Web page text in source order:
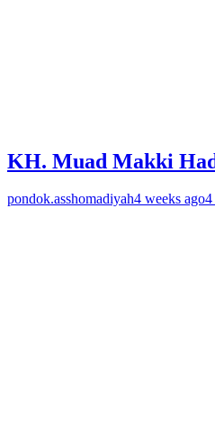
KH. Muad Makki
pondok.asshomadiyah4 weeks ago4